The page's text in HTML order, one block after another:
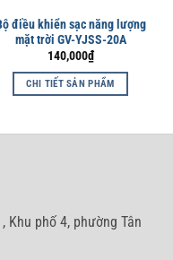
điều khiển sạc năng lượng
mặt trời GV-YJSS-20A
140,000₫
CHI TIẾT SẢN PHẨM
Khu phố 4, phường Tân